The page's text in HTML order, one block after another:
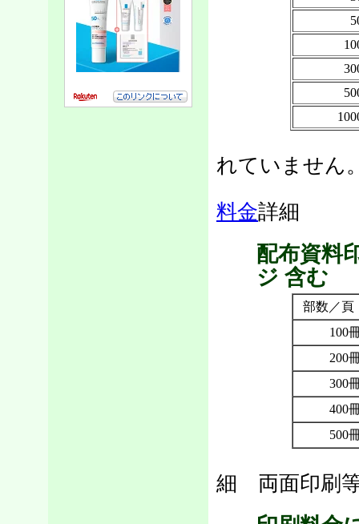
れていません
料金詳細
配布資料
ジ 含む
部数／頁
100
200
300
400
500
細 両面印刷